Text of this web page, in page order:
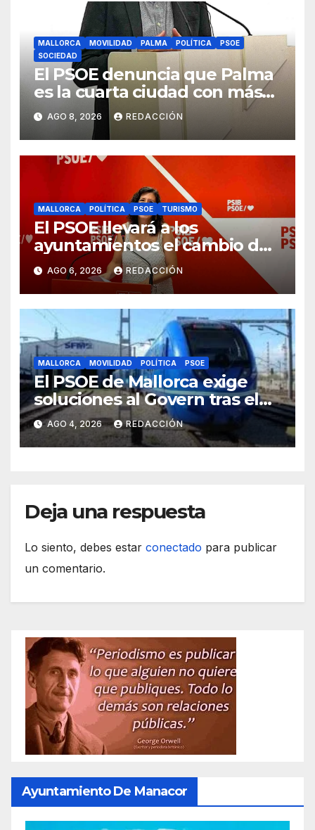
MALLORCA MOVILIDAD PALMA POLÍTICA
PSOE
SOCIEDAD
El PSOE denuncia que Palma
es la cuarta ciudad con más
atascos por el «fracaso» de
Galmés
AGO 8, 2026 REDACCIÓN
MALLORCA POLÍTICA PSOE TURISMO
El PSOE llevará a los
ayuntamientos el cambio de
modelo turístico y de vivienda
AGO 6, 2026 REDACCIÓN
MALLORCA MOVILIDAD POLÍTICA PSOE
El PSOE de Mallorca exige
soluciones al Govern tras el
tijeretazo de trenes en
agosto
AGO 4, 2026 REDACCIÓN
Deja una respuesta
Lo siento, debes estar conectado para publicar
un comentario.
Ayuntamiento De Manacor